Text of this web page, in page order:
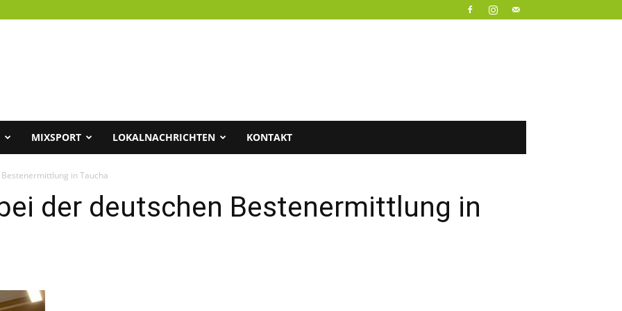
MIXSPORT LOKALNACHRICHTEN KONTAKT
in Taucha
der deutschen Bestenermittlung in